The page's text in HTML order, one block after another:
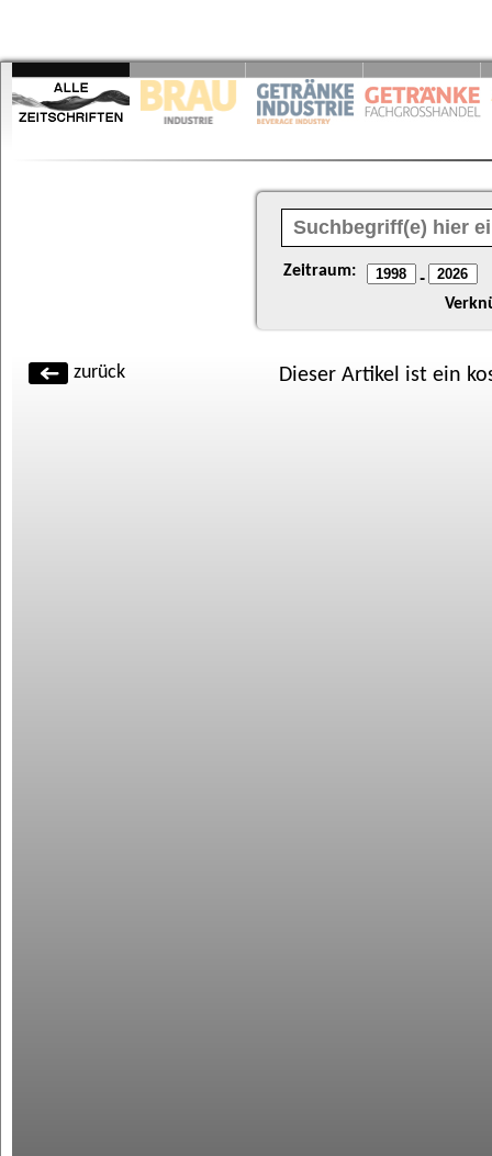
Zeitraum: -
zurück Dieser Artikel ist ein